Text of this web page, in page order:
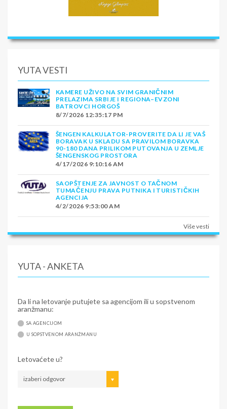
YUTA VESTI
KAMERE UŽIVO NA SVIM GRANIČNIM
PRELAZIMA SRBIJE I REGIONA–EVZONI
BATROVCI HORGOŠ
8/7/2026 12:35:17 PM
ŠENGEN KALKULATOR-PROVERITE DA LI JE VAŠ
BORAVAK U SKLADU SA PRAVILOM BORAVKA
90-180 DANA PRILIKOM PUTOVANJA U ZEMLJE
ŠENGENSKOG PROSTORA
4/17/2026 9:10:16 AM
SAOPŠTENJE ZA JAVNOST O TAČNOM
TUMAČENJU PRAVA PUTNIKA I TURISTIČKIH
AGENCIJA
4/2/2026 9:53:00 AM
Više vesti
YUTA - ANKETA
Da li na letovanje putujete sa agencijom ili u sopstvenom
aranžmanu:
SA AGENCIJOM
U SOPSTVENOM ARANŽMANU
Letovaćete u?
izaberi odgovor